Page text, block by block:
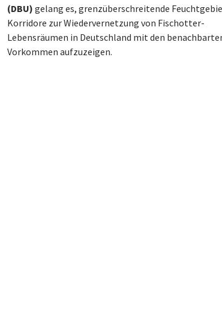
(DBU) gelang es, grenzüberschreitende
Korridore zur Wiedervernetzung von Fischotter-
Lebensräumen in Deutschland mit den
Vorkommen aufzuzeigen.